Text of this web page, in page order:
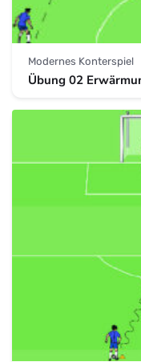
Modernes Konterspiel
Übung 02